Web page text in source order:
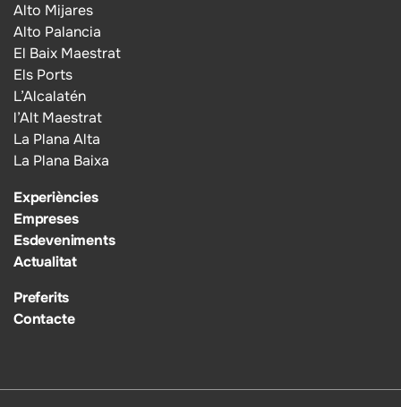
Alto Mijares
Alto Palancia
El Baix Maestrat
Els Ports
L’Alcalatén
l’Alt Maestrat
La Plana Alta
La Plana Baixa
Experiències
Empreses
Esdeveniments
Actualitat
Preferits
Contacte